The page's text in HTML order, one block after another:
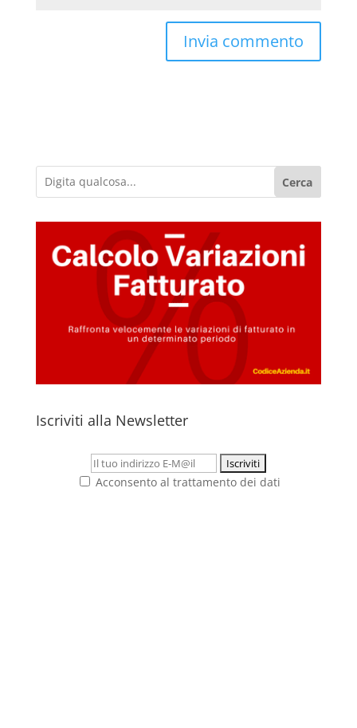
Cerca
Iscriviti alla Newsletter
Acconsento al trattamento dei dati